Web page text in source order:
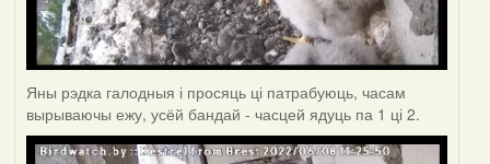
Яны рэдка галодныя і просяць ці патрабуюць, часам
вырываючы ежу, усёй бандай - часцей ядуць па 1 ці 2.